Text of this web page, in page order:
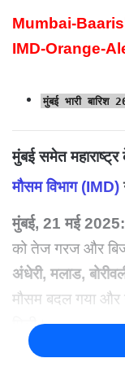
Mumbai-
IMD-Orange-
मुंबई भारी बारिश
मुंबई समेत
मौसम विभाग (IMD)
मुंबई, 21 मई 2025:
को तेज गरज और
अंधेरी, मलाड,
मौसम बदल गया और
मिली।